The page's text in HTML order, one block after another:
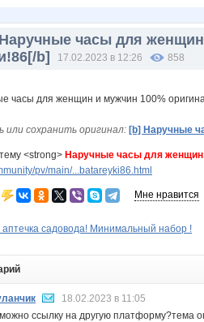
часы для
b]
17.02.2023 в 12:26 858
сохранить оригинал: [b] Наручные
<strong> Наручные часы для женщин
pv/main/...batareyki86.html
Мне нравится
аптечка садовода! Минимальный набор !
18.02.2023 в 11:05
ссылку на другую платформу?тема